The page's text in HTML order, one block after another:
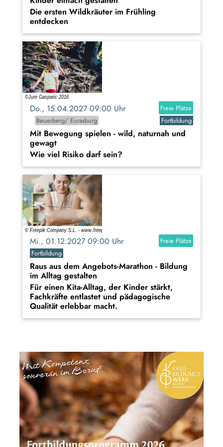
Die ersten Wildkräuter im Frühling
entdecken
Do., 15.04.2027 09:00 Uhr
Freie Plätze
Beuerberg/ Eurasburg
Fortbildung
Mit Bewegung spielen - wild, naturnah und
gewagt
Wie viel Risiko darf sein?
Mi., 01.12.2027 09:00 Uhr
Freie Plätze
Fortbildung
Raus aus dem Angebots-Marathon - Bildung
im Alltag gestalten
Für einen Kita-Alltag, der Kinder stärkt,
Fachkräfte entlastet und pädagogische
Qualität erlebbar macht.